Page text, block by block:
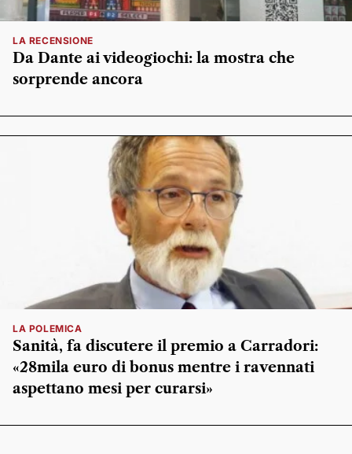
LA RECENSIONE
Da Dante ai videogiochi: la mostra che
sorprende ancora
LA POLEMICA
Sanità, fa discutere il premio a Carradori:
«28mila euro di bonus mentre i ravennati
aspettano mesi per curarsi»